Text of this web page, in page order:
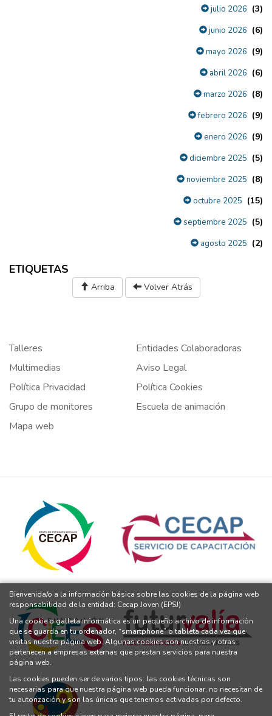
julio 2026 (3)
junio 2026 (6)
mayo 2026 (9)
abril 2026 (6)
marzo 2026 (8)
febrero 2026 (9)
enero 2026 (9)
diciembre 2025 (5)
noviembre 2025 (8)
octubre 2025 (15)
septiembre 2025 (5)
agosto 2025 (2)
ETIQUETAS
Arriba Volver Atrás
Talleres
Entidades Colaboradoras
Multimedias
Aviso Legal
Política Privacidad
Política Cookies
Grupo de monitores
Escuela de animación
Mapa web
Bienvenida/o a la información básica sobre las cookies de la página web
responsabilidad de la entidad: Cecap Joven (EPSJ)
Una cookie o galleta informática es un pequeño archivo de información
que se guarda en tu ordenador, “smartphone” o tableta cada vez que
visitas nuestra página web. Algunas cookies son nuestras y otras
pertenecen a empresas externas que prestan servicios para nuestra
página web.
Las cookies pueden ser de varios tipos: las cookies técnicas son
necesarias para que nuestra página web pueda funcionar, no necesitan de
tu autorización y son las únicas que tenemos activadas por defecto.